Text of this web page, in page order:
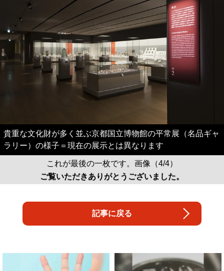
貴重な文化財が多く並ぶ京都国立博物館の平常展（名品ギャ
ラリー）の様子＝現在の展示とは異なります
これが最後の一枚です。画像（4/4）
ご覧いただきありがとうございました。
記事に戻る